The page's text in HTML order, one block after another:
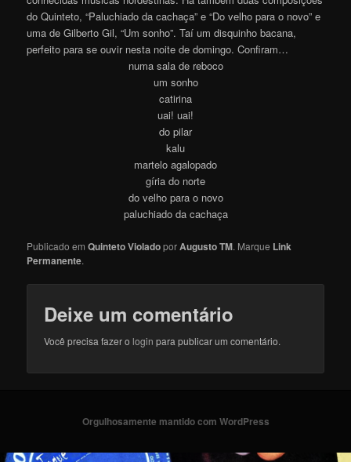
do Quinteto, “Paluchiado da cachaça” e “Do velho para o novo” e
uma de Gilberto Gil, “Um sonho”. Taí um disquinho bacana,
perfeito para se ouvir nesta noite de domingo. Confiram…
numa sala de reboco
um sonho
catirina
uai! uai!
do pilar
kalu
martelo agalopado
gíria do norte
do velho para o novo
paluchiado da cachaça
Publicado emQuinteto VioladoporAugusto TM. Marque Link
Permanente.
Deixe um comentário
Você precisa fazer ologin para publicar um comentário.
Orgulhosamente mantido com WordPress